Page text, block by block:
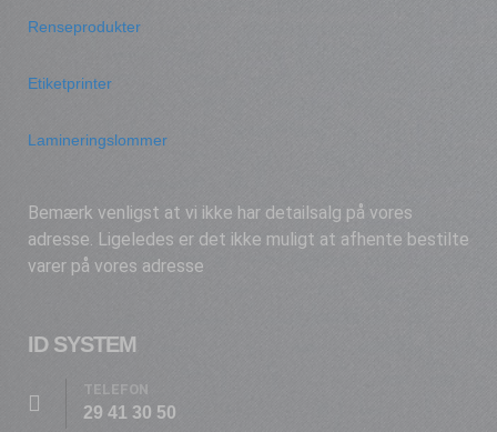
Renseprodukter
Etiketprinter
Lamineringslommer
Bemærk venligst at vi ikke har detailsalg på vores
adresse. Ligeledes er det ikke muligt at afhente bestilte
varer på vores adresse
ID SYSTEM
TELEFON
29 41 30 50